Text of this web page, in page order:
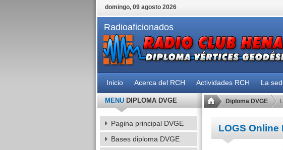
domingo, 09 agosto 2026
Radioaficionados
Inicio Acerca del RCH Actividades RCH La
Diploma DVGE
LOGS Online
MENUDIPLOMA DVGE
Pagina principal DVGE
Bases diploma DVGE